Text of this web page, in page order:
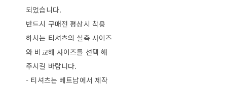
되었습니다.
반드시 구매전 평상시 착용
하시는 티셔츠의 실측 사이즈
와 비교해 사이즈를 선택 해
주시길 바랍니다.
- 티셔츠는 베트남에서 제작